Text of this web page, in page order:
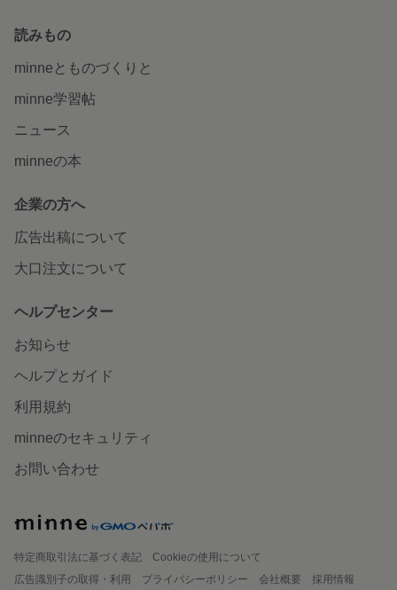
読みもの
minneとものづくりと
minne学習帖
ニュース
minneの本
企業の方へ
広告出稿について
大口注文について
ヘルプセンター
お知らせ
ヘルプとガイド
利用規約
minneのセキュリティ
お問い合わせ
特定商取引法に基づく表記
Cookieの使用について
広告識別子の取得・利用
プライバシーポリシー 会社概要
採用情報